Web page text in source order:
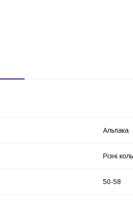
Альпака
Різні
50-58